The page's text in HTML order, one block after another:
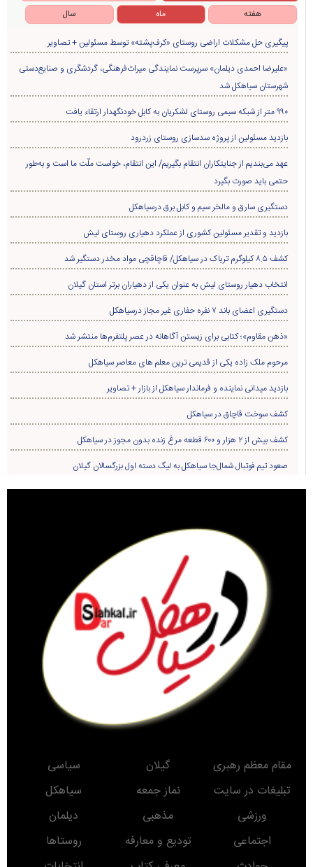
هفته
ماه سال
پیگیری حل مشکلات اراضی روستای «کرف‌پشته» توسط مسئولین + تصاویر
«علیرضا احمدی دیلمان» سرپرست نمایندگی میراث‌فرهنگی، گردشگری و صنایع‌دستی
شهرستان سیاهکل شد
۹۹۰ متر از شبکه سیمی روستای لشکریان به کابل خودنگهدار ارتقاء یافت
بازدید مسئولین از پروژه سدسازی روستای زردرود
عهد می‌بندیم از جنایتکاران انتقام بگیریم/ این انتقام، خواست ملّت ما است و به‌طور
حتمی باید صورت بگیرد
دستگیری سارق و مالخر سیم و کابل برق درسیاهکل
بازدید و تقدیر مسئولین کشوری از عملکرد دهیاری روستای لیش
کشف ۸.۵ کیلوگرم تریاک در سیاهکل/ قاچاقچی مواد مخدر دستگیر شد
انتخاب دهیار روستای لیش به عنوان یکی از دهیاران برتر استان گیلان
دستگیری اعضای باند ۷ نفره حفاری غير مجاز درسیاهکل
«ذهن مقاوم»؛ کتابی برای زیستن آگاهانه در عصر پلتفرم‌ها منتشر شد
مرحوم ملک زاده یکی از قدیمی ترین معلم های معاصر سیاهکل
بازدید میدانی نماینده و فرماندار سیاهکل از بازار + تصاویر
کشف سوخت قاچاق در سياهکل
کشف بیش از ۲ هزار و ۶۰۰ قطعه مرغ زنده بدون مجوز در سیاهکل
صعود تیم فوتبال شمال‌جا‌ سیاهکل به لیگ دسته اول بزرگسالان گیلان
مقام معظم رهبری گیلان
سیاسی
تبلیغات در سایت
نماز جمعه
سیاهکل
ورزشی
مذهبی
دیلمان
اجتماعی
تودیع و معارفه
روستاها